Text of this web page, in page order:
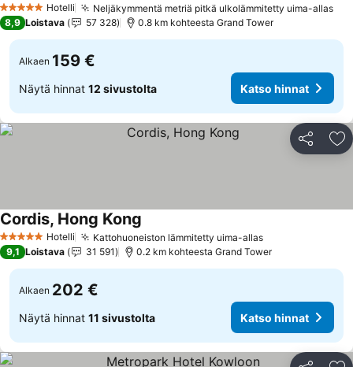
5 Tähtiluokitus
Hotelli Neljäkymmentä metriä pitkä ulkolämmitetty uima-allas
8,9 Loistava 57 328 0.8 km kohteesta Grand Tower
Alkaen 159 €
Näytä hinnat 12 sivustolta Katso hinnat
Jaa
5 Tähtiluokitus
Hotelli Kattohuoneiston lämmitetty uima-allas
Cordis, Hong Kong
9,1 Loistava 31 591 0.2 km kohteesta Grand Tower
Alkaen 202 €
Näytä hinnat 11 sivustolta Katso hinnat